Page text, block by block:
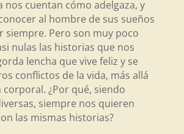
nos cuentan cómo adelgaza, y
al hombre de sus sueños
siempre. Pero son muy poco
nulas las historias que nos
lencha que vive feliz y se
conflictos de la vida, más allá
corporal. ¿Por qué, siendo
siempre nos quieren
las mismas historias?